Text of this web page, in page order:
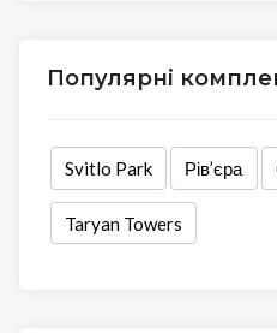
Популярні
Svitlo Park Рів’єра
Taryan Towers